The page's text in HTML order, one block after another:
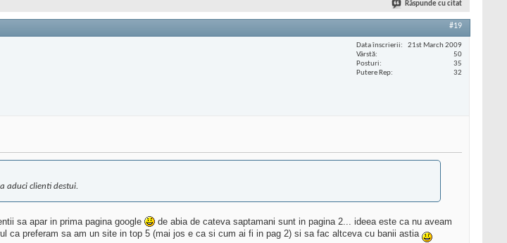
Răspunde cu citat
#19
Data înscrierii
21st March 2009
Vârstă
50
Posturi
35
Putere Rep
32
aduci clienti destui.
sa apar in prima pagina google
de abia de cateva saptamani sunt in pagina 2... ideea este ca nu aveam
ca preferam sa am un site in top 5 (mai jos e ca si cum ai fi in pag 2) si sa fac altceva cu banii astia